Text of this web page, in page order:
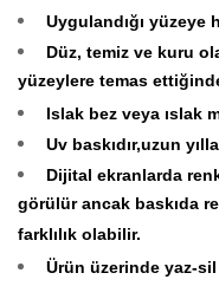
Uygulandığı yüzeye
Düz, temiz ve kuru
yüzeylere temas
Islak bez veya ıslak
Uv baskıdır,uzun
Dijital ekranlarda
görülür ancak baskıda
farklılık olabilir.
Ürün üzerinde yaz-sil